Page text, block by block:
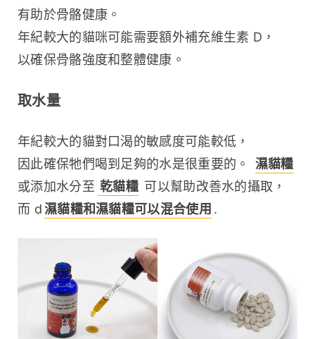
有助於骨骼健康。
年紀較大的貓咪可能需要額外補充維生素 D，
以確保骨骼強度和整體健康。
取水量
年紀較大的貓對口渴的敏感度可能較低，
因此確保牠們喝到足夠的水是很重要的。
濕貓糧
或添加水分至 乾貓糧 可以幫助改善水的攝取，
而 d濕貓糧和濕貓糧可以混合使用 .